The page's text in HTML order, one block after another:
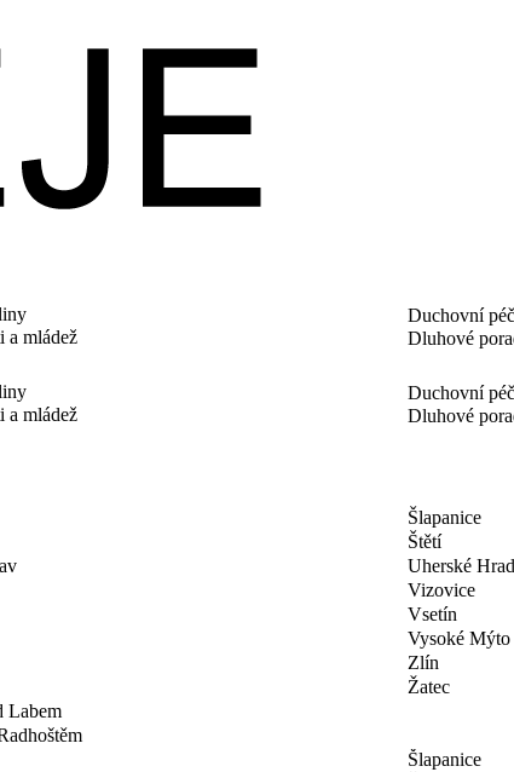
a mládež
Duchovní
Dluhové
a mládež
Duchovní
Dluhové
Labem
Šlapanice
Štětí
Uherské
Vizovice
Vsetín
Vysoké Mýto
Zlín
Žatec
Šlapanice